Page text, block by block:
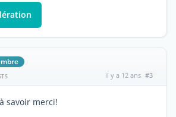
il y a 12 ans #3
savoir merci!